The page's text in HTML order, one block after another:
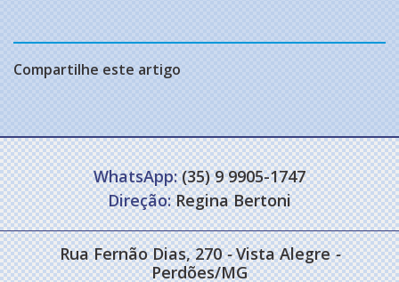
Compartilhe este artigo
WhatsApp:(35) 9 9905-1747
Direção:Regina Bertoni
Rua Fernão Dias, 270- Vista Alegre-
Perdões/MG